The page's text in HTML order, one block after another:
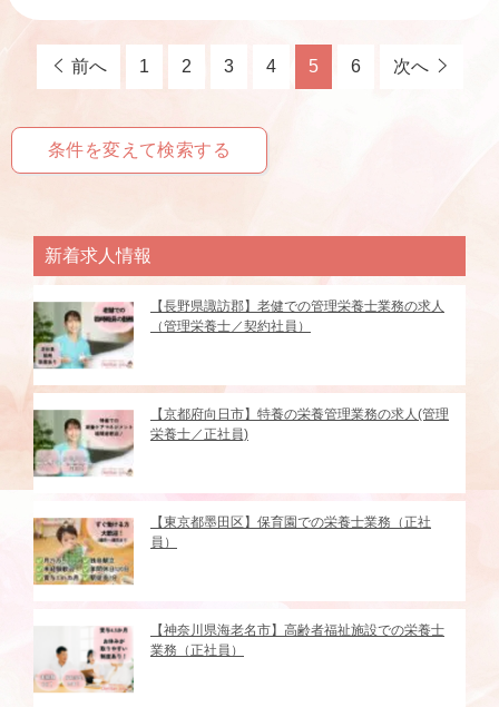
前へ 1 2 3 4 5 6 次へ
条件を変えて検索する
新着求人情報
【長野県諏訪郡】老健での管理栄養士業務の求人
（管理栄養士／契約社員）
【京都府向日市】特養の栄養管理業務の求人(管理
栄養士／正社員)
【東京都墨田区】保育園での栄養士業務（正社
員）
【神奈川県海老名市】高齢者福祉施設での栄養士
業務（正社員）